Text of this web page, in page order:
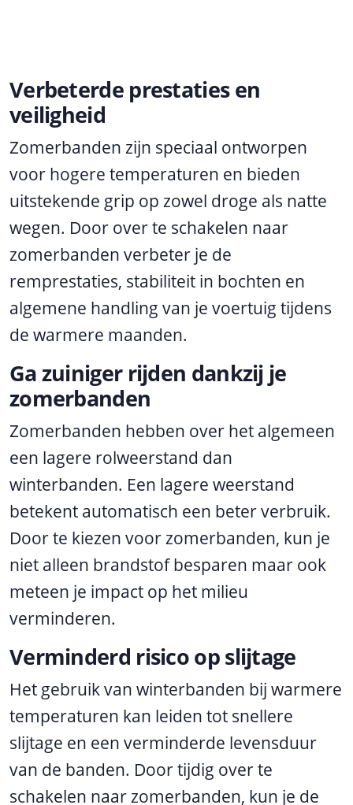
Verbeterde prestaties en
veiligheid
Zomerbanden zijn speciaal ontworpen
voor hogere temperaturen en bieden
uitstekende grip op zowel droge als natte
wegen. Door over te schakelen naar
zomerbanden verbeter je de
remprestaties, stabiliteit in bochten en
algemene handling van je voertuig tijdens
de warmere maanden.
Ga zuiniger rijden dankzij je
zomerbanden
Zomerbanden hebben over het algemeen
een lagere rolweerstand dan
winterbanden. Een lagere weerstand
betekent automatisch een beter verbruik.
Door te kiezen voor zomerbanden, kun je
niet alleen brandstof besparen maar ook
meteen je impact op het milieu
verminderen.
Verminderd risico op slijtage
Het gebruik van winterbanden bij warmere
temperaturen kan leiden tot snellere
slijtage en een verminderde levensduur
van de banden. Door tijdig over te
schakelen naar zomerbanden, kun je de